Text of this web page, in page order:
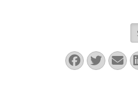
Facebook